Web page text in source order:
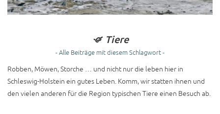
Tiere
- Alle Beiträge mit diesem Schlagwort -
Robben, Möwen, Storche … und nicht nur die leben hier in
Schleswig-Holstein ein gutes Leben. Komm, wir statten ihnen und
den vielen anderen für die Region typischen Tiere einen Besuch ab.